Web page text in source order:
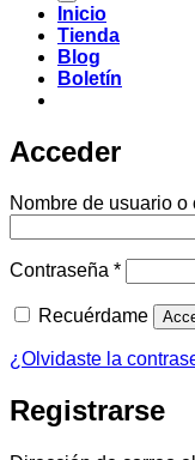
Inicio
Tienda
Blog
Boletín
Acceder
Nombre de usuario
Contraseña *
Recuérdame
¿Olvidaste la
Registrarse